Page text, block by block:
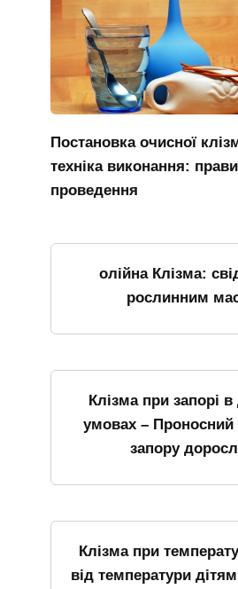
Постановка очисної
техніка виконання:
проведення
олійна Клізма:
рослинним
Клізма при запорі
умовах – Проносний
запору
Клізма при
від температури